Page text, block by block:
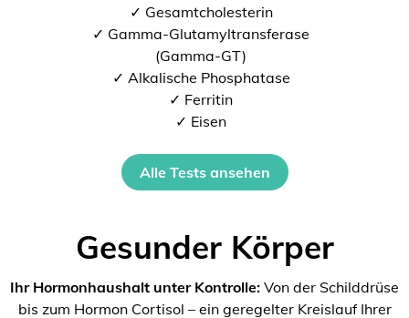
✓ Gesamtcholesterin
✓ Gamma-Glutamyltransferase
(Gamma-GT)
✓ Alkalische Phosphatase
✓ Ferritin
✓ Eisen
Alle Tests ansehen
Gesunder Körper
Ihr Hormonhaushalt unter Kontrolle: Von der Schilddrüse
bis zum Hormon Cortisol – ein geregelter Kreislauf Ihrer